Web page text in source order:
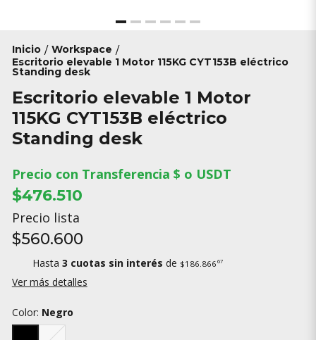
Inicio / Workspace /
Escritorio elevable 1 Motor 115KG CYT153B eléctrico
Standing desk
Escritorio elevable 1 Motor
115KG CYT153B eléctrico
Standing desk
Precio con Transferencia $ o USDT
$476.510
Precio lista
$560.600
Hasta 3 cuotas sin interés de $186.866 67
Ver más detalles
Color: Negro